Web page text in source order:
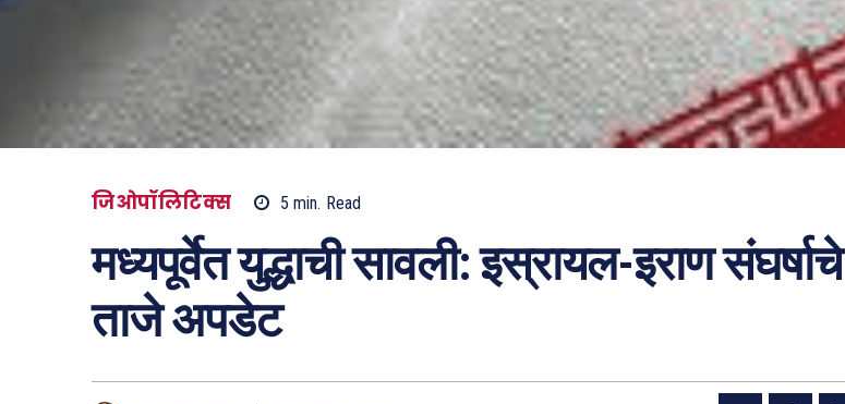
जिओपॉलिटिक्स 5 min. Read
मध्यपूर्वेत युद्धाची सावली: इस्रायल-इराण संघर्षाचे
ताजे अपडेट